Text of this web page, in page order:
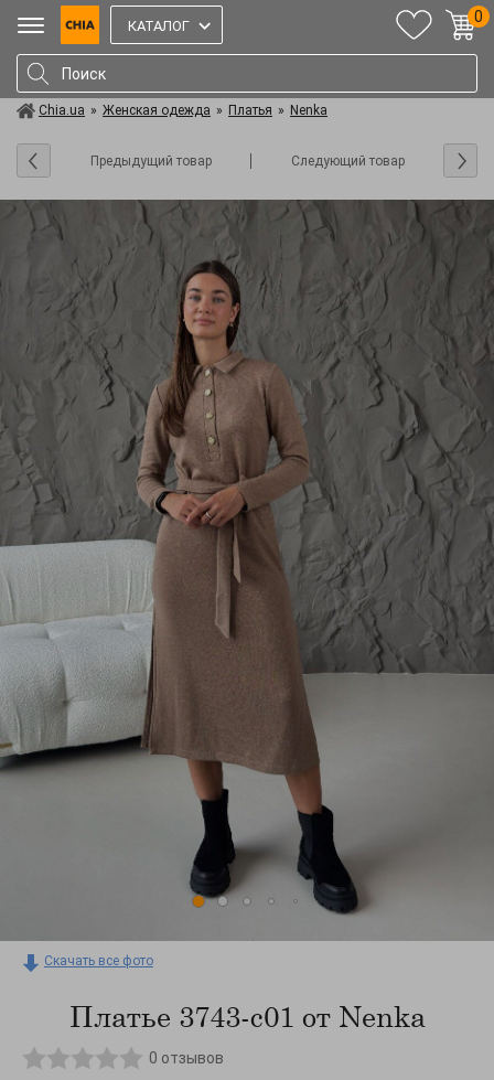
КАТАЛОГ
0
Chia.ua » Женская одежда » Платья » Nenka
Предыдущий товар Следующий товар
Скачать все фото
Платье 3743-c01 от Nenka
0 отзывов